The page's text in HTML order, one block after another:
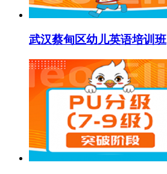
武汉蔡甸区幼儿英语培训班